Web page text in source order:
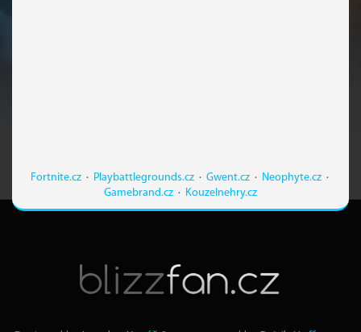
Fortnite.cz· Playbattlegrounds.cz· Gwent.cz· Neophyte.cz·
Gamebrand.cz · Kouzelnehry.cz